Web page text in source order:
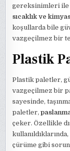
gereksinimleri
sıcaklık ve
koşullarda bile
vazgeçilmez bir
Plastik
Plastik paletler,
vazgeçilmez bir
sayesinde,
paletler,
çeker. Özellikle
çürüme gibi